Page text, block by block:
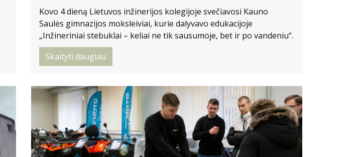
Kovo 4 dieną Lietuvos inžinerijos kolegijoje svečiavosi Kauno
Saulės gimnazijos moksleiviai, kurie dalyvavo edukacijoje
„Inžineriniai stebuklai – keliai ne tik sausumoje, bet ir po vandeniu“.
Skaityti daugiau